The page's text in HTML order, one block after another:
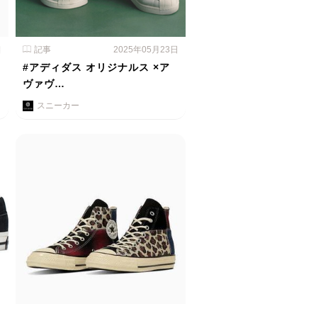
記事 2025年05月23日
#アディダス オリジナルス ×ア
ヴァヴ…
スニーカー